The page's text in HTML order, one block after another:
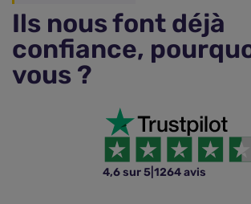
Ils nous font déjà
confiance,
vous ?
4,6 sur 5 1264 avis